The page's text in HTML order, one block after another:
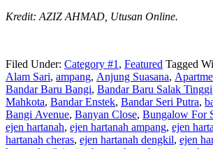
Kredit: AZIZ AHMAD, Utusan Online.
Filed Under: Category #1 , Featured Tagged
Alam Sari, ampang, Anjung Suasana,
Bandar Baru Bangi, Bandar Baru Salak Tinggi
Mahkota, Bandar Enstek, Bandar Seri Putra,
Bangi Avenue, Banyan Close, Bungalow For
ejen hartanah, ejen hartanah ampang, ejen
hartanah cheras, ejen hartanah dengkil, ejen